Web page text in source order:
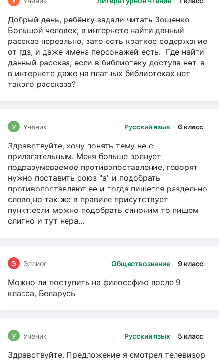
Добрый день, ребёнку задали читать Зощенко
Большой человек, в интернете найти данный
рассказ нереально, зато есть краткое содержание
от гдз, и даже имена персонажей есть. Где найти
данный рассказ, если в библиотеку доступа нет, а
в интернете даже на платных библиотеках нет
такого рассказа?
Русский язык 6 класс
У Ученик
Здравствуйте, хочу понять тему не с
прилагательным. Меня больше волнует
подразумеваемое противопоставление, говорят
нужно поставить союз "а" и подобрать
противопоставляют ее и тогда пишется раздельно
слово,но так же в правиле присутствует
пункт:если можно подобрать синоним то пишем
слитно и тут нера...
Обществознание 9 класс
Э Эллиот
Можно ли поступить на философию после 9
класса, Беларусь
Русский язык 5 класс
У Ученик
Здравствуйте. Предложение я смотрел телевизор